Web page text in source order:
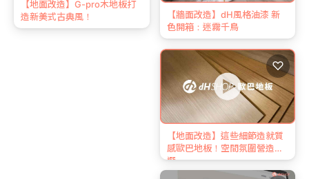
【牆面改造】dH風格油漆 新
色開箱：迷霧千鳥
【地面改造】這些細節造就質
感歐巴地板！空間氛圍營造首
選
♡
【地面改造】G-pro木地板打
造新美式古典風！